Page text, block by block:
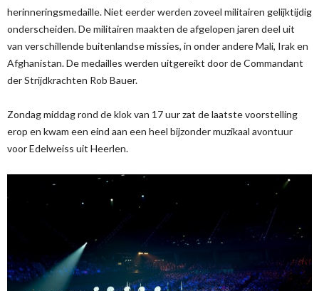
herinneringsmedaille. Niet eerder werden zoveel militairen gelijktijdig
onderscheiden. De militairen maakten de afgelopen jaren deel uit
van verschillende buitenlandse missies, in onder andere Mali, Irak en
Afghanistan. De medailles werden uitgereikt door de Commandant
der Strijdkrachten Rob Bauer.
Zondag middag rond de klok van 17 uur zat de laatste voorstelling
erop en kwam een eind aan een heel bijzonder muzikaal avontuur
voor Edelweiss uit Heerlen.